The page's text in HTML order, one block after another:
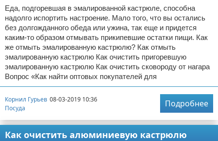
Еда, подгоревшая в эмалированной кастрюле, способна
надолго испортить настроение. Мало того, что вы остались
без долгожданного обеда или ужина, так еще и придется
каким-то образом отмывать прикипевшие остатки пищи. Как
же отмыть эмалированную кастрюлю? Как отмыть
эмалированную кастрюлю Как очистить пригоревшую
эмалированную кастрюлю Как очистить сковороду от нагара
Вопрос «Как найти оптовых покупателей для
Корнил Гурьев 08-03-2019 10:36
Посуда
Подробнее
Как очистить алюминиевую кастрюлю